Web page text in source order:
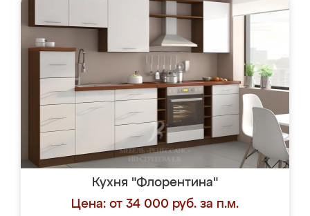
Кухня "Флорентина"
Цена: от 34 000 руб. за п.м.